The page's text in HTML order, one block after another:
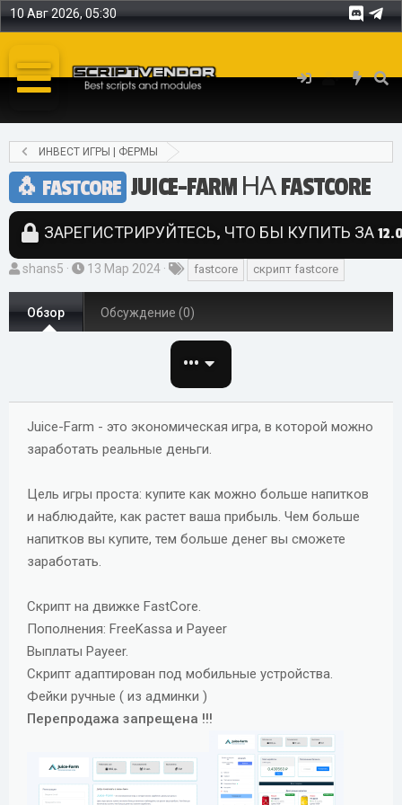
10 Авг 2026, 05:30
ИНВЕСТ ИГРЫ | ФЕРМЫ
FASTCORE JUICE-FARM НА FASTCORE
ЗАРЕГИСТРИРУЙТЕСЬ, ЧТО БЫ КУПИТЬ ЗА
А
в
т
о
shans5
Д
а
а
а
н
я
13 Мар 2024
Т
е
г
и
fastcore скрипт fastcore
Обзор Обсуждение (0)
•••
Juice-Farm - это экономическая игра, в которой можно
заработать реальные деньги.
Цель игры проста: купите как можно больше напитков
и наблюдайте, как растет ваша прибыль. Чем больше
напитков вы купите, тем больше денег вы сможете
заработать.
Скрипт на движке FastCore.
Пополнения: FreeKassa и Payeer
Выплаты Payeer.
Скрипт адаптирован под мобильные устройства.
Фейки ручные ( из админки )
Перепродажа запрещена !!!